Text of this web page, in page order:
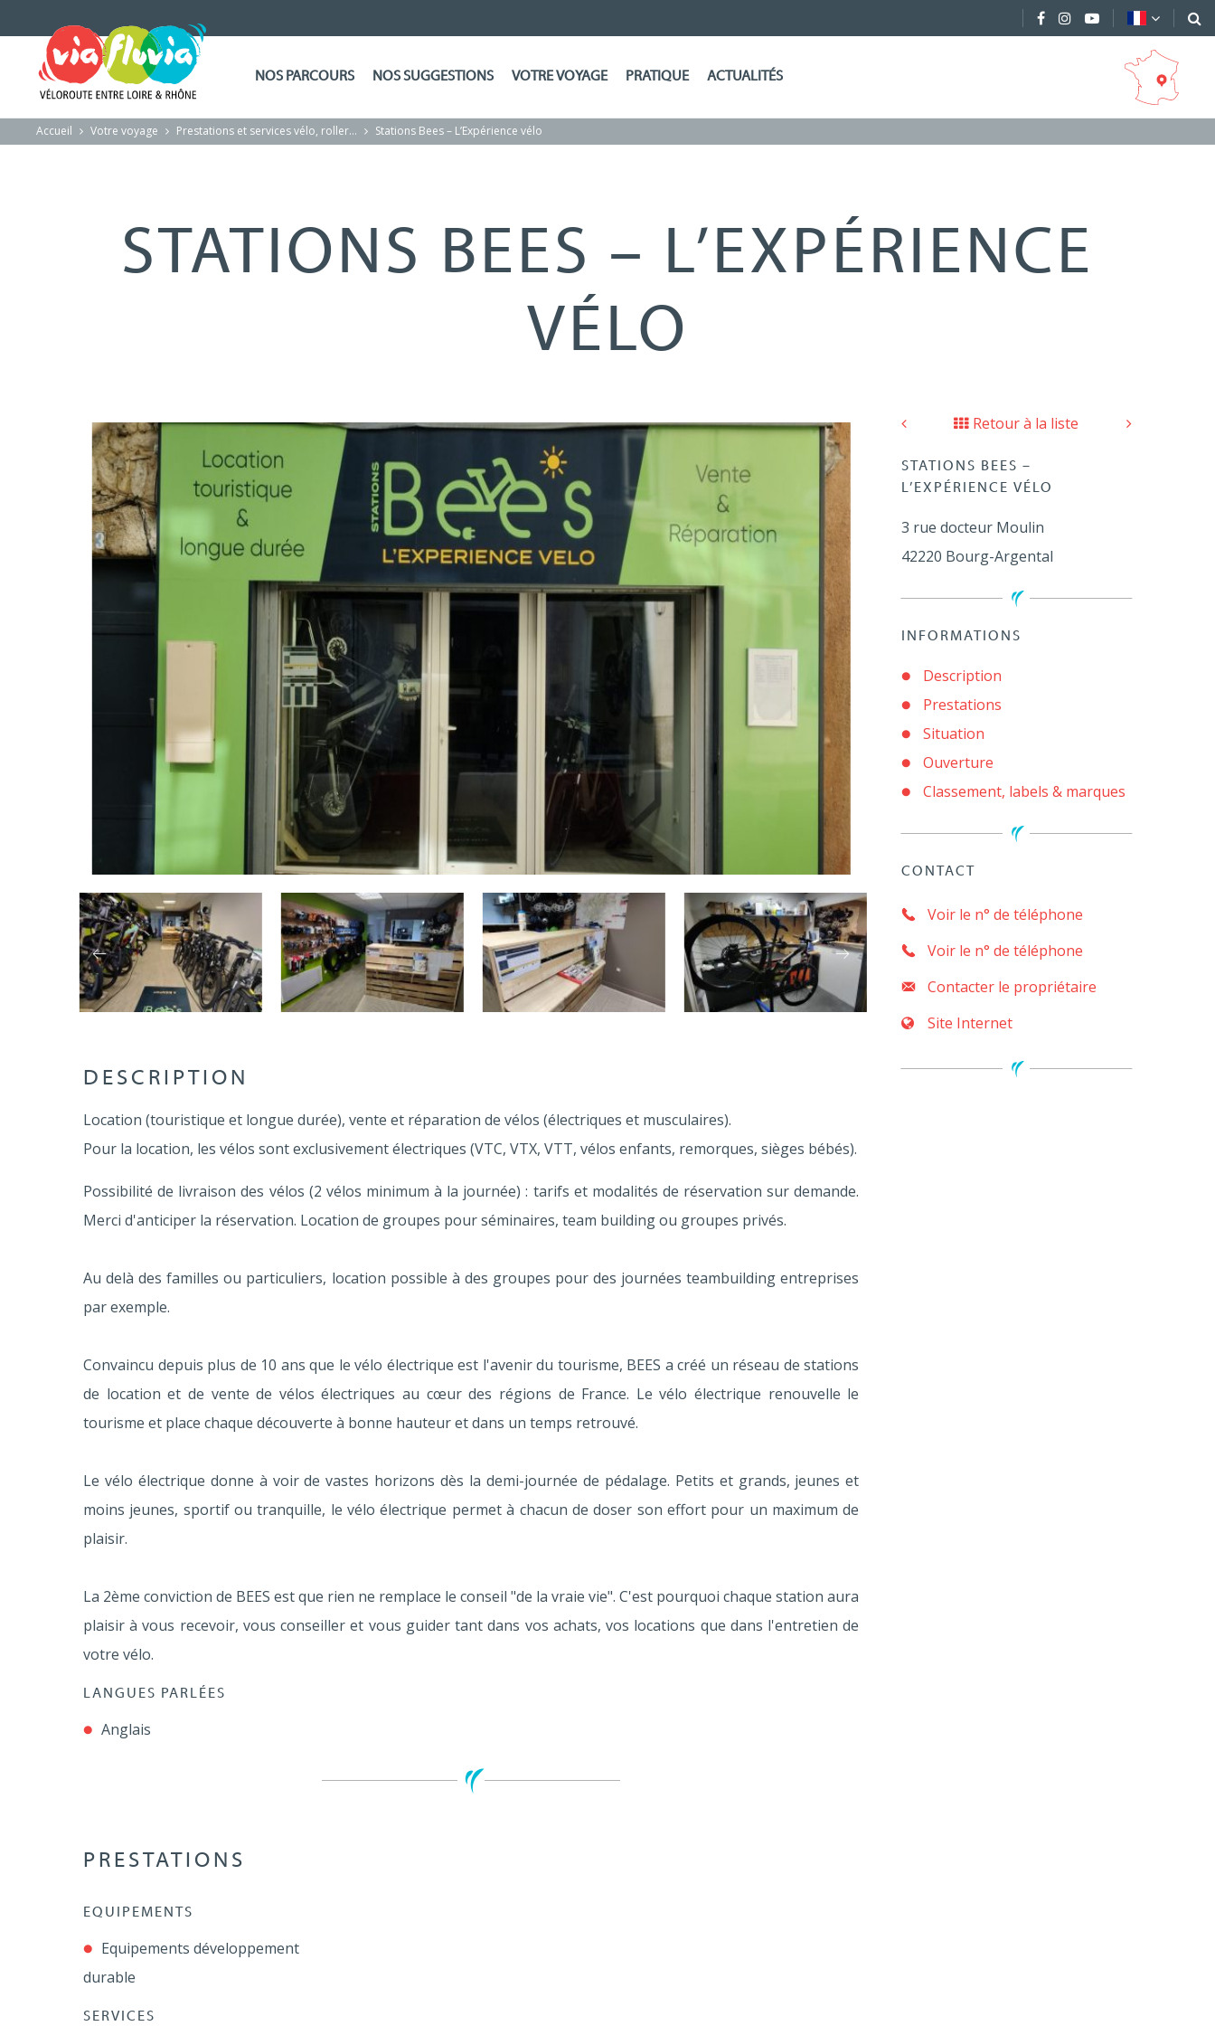
NOS PARCOURS NOS SUGGESTIONS VOTRE VOYAGE PRATIQUE ACTUALITÉS
Accueil Votre voyage Prestations et services vélo, roller… Stations Bees – L’Expérience vélo
STATIONS BEES – L’EXPÉRIENCE
VÉLO
DESCRIPTION
Location (touristique et longue durée), vente et réparation de vélos (électriques et musculaires).
Pour la location, les vélos sont exclusivement électriques (VTC, VTX, VTT, vélos enfants, remorques, sièges bébés).
Possibilité de livraison des vélos (2 vélos minimum à la journée) : tarifs et modalités de réservation sur demande.
Merci d'anticiper la réservation. Location de groupes pour séminaires, team building ou groupes privés.
Au delà des familles ou particuliers, location possible à des groupes pour des journées teambuilding entreprises
par exemple.
Convaincu depuis plus de 10 ans que le vélo électrique est l'avenir du tourisme, BEES a créé un réseau de stations
de location et de vente de vélos électriques au cœur des régions de France. Le vélo électrique renouvelle le
tourisme et place chaque découverte à bonne hauteur et dans un temps retrouvé.
Le vélo électrique donne à voir de vastes horizons dès la demi-journée de pédalage. Petits et grands, jeunes et
moins jeunes, sportif ou tranquille, le vélo électrique permet à chacun de doser son effort pour un maximum de
plaisir.
La 2ème conviction de BEES est que rien ne remplace le conseil "de la vraie vie". C'est pourquoi chaque station aura
plaisir à vous recevoir, vous conseiller et vous guider tant dans vos achats, vos locations que dans l'entretien de
votre vélo.
LANGUES PARLÉES
Anglais
PRESTATIONS
EQUIPEMENTS
Equipements développement
durable
SERVICES
Retour à la liste
STATIONS BEES –
L’EXPÉRIENCE VÉLO
3 rue docteur Moulin
42220 Bourg-Argental
INFORMATIONS
Description
Prestations
Situation
Ouverture
Classement, labels & marques
CONTACT
Voir le n° de téléphone
Voir le n° de téléphone
Contacter le propriétaire
Site Internet